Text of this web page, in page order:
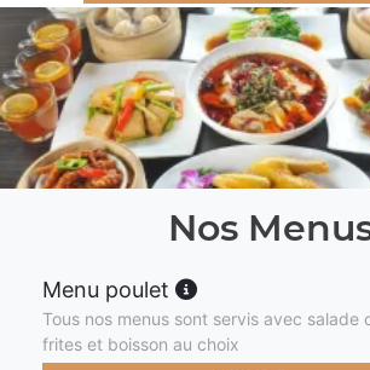
Nos
Menu poulet
Tous nos menus sont servis avec salade
frites et boisson au choix